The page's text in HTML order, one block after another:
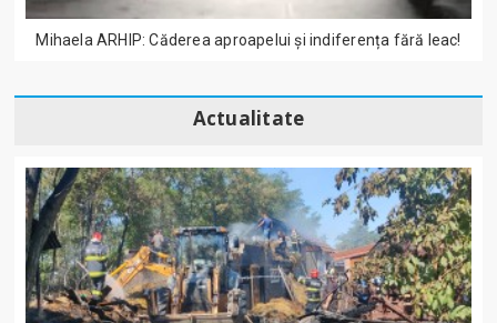
Mihaela ARHIP: Căderea aproapelui și indiferența fără leac!
Actualitate